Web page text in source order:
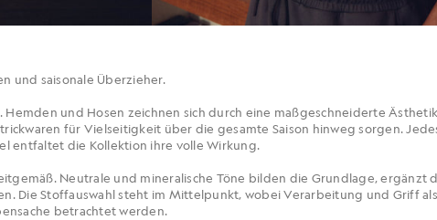
und saisonale Überzieher.
und Hosen zeichnen sich durch eine maßgeschneiderte
für Vielseitigkeit über die gesamte Saison hinweg sorgen.
entfaltet die Kollektion ihre volle Wirkung.
Neutrale und mineralische Töne bilden die Grundlage, ergänzt
Die Stoffauswahl steht im Mittelpunkt, wobei Verarbeitung und Griff als
betrachtet werden.